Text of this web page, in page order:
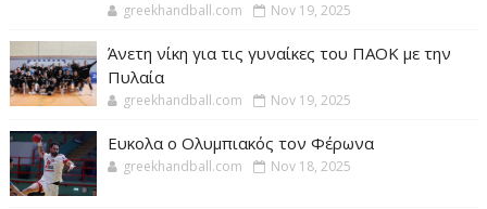
greekhandball.com Nov 19, 2025
Άνετη νίκη για τις γυναίκες του ΠΑΟΚ με την
Πυλαία
greekhandball.com Nov 19, 2025
Ευκολα ο Ολυμπιακός τον Φέρωνα
greekhandball.com Nov 18, 2025